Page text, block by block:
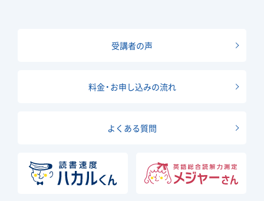
受講者の声
料金・お申し込みの流れ
よくある質問